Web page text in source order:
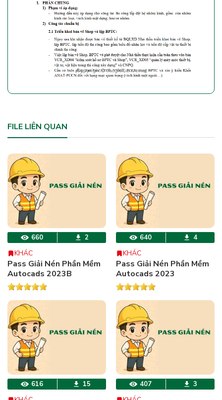
FILE LIÊN QUAN
660 2
KHÁC
Pass Giải Nén Phần Mềm
Autocads 2023B
640 4
KHÁC
Pass Giải Nén Phần Mềm
Autocads 2023
616 15 407 3